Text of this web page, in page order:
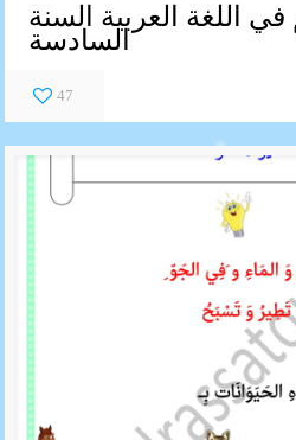
اللغة العربية السنة
السادسة
47